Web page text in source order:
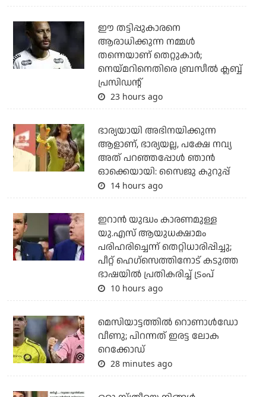
ഈ തട്ടിപ്പുകാരനെ
ആരാധിക്കുന്ന നമ്മള്‍
തന്നെയാണ് തെറ്റുകാര്‍;
നെയ്മറിനെതിരെ ബ്രസീല്‍ ക്ലബ്ബ്
പ്രസിഡന്റ്
23 hours ago
ഭാര്യയായി അഭിനയിക്കുന്ന
ആളാണ്, ഭാര്യയല്ല, പക്ഷേ നവ്യ
അത് പറഞ്ഞപ്പോള്‍ ഞാന്‍
ഓക്കെയായി: സൈജു കുറുപ്പ്
14 hours ago
ഇറാന്‍ യുദ്ധം കാരണമുള്ള
യു.എസ് ആയുധക്ഷാമം
പരിഹരിച്ചെന്ന് തെറ്റിധാരിപ്പിച്ചു;
പീറ്റ് ഹെഗ്‌സെത്തിനോട് കടുത്ത
ഭാഷയില്‍ പ്രതികരിച്ച് ട്രംപ്
10 hours ago
മെസിയാട്ടത്തില്‍ റൊണാള്‍ഡോ
വീണു; പിറന്നത് ഇരട്ട ലോക
റെക്കോഡ്
28 minutes ago